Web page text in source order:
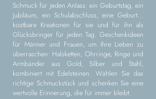
Schmuck für jeden Anlass: ein Geburtstag, ein
Jubiläum, ein Schulabschluss, eine Geburt...
kostbare Kreationen für sie und für ihn als
Glücksbringer für jeden Tag. Geschenkideen
für Männer und Frauen, um Ihre Lieben zu
überraschen: Halsketten, Ohrringe, Ringe und
Armbänder aus Gold, Silber und Stahl,
kombiniert mit Edelsteinen. Wählen Sie das
richtige Schmuckstück und schenken Sie eine
wertvolle Erinnerung, die für immer bleibt.